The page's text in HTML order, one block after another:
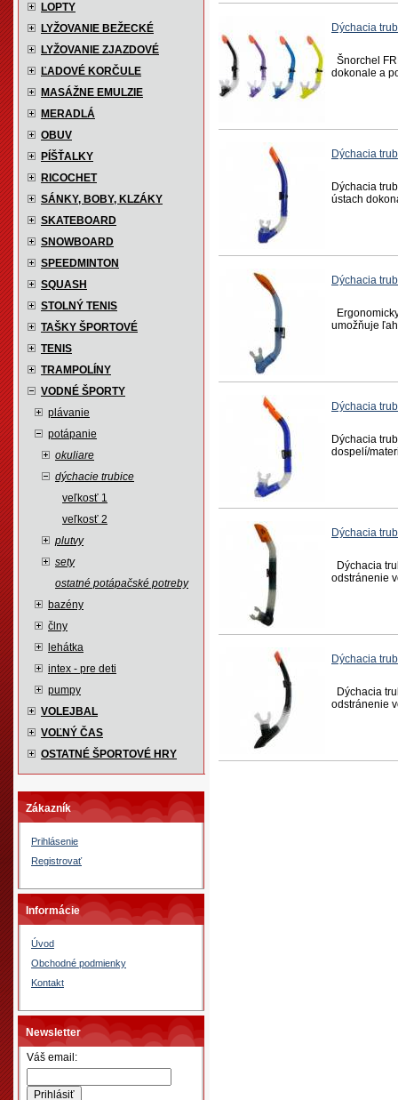
LOPTY
LYŽOVANIE BEŽECKÉ
LYŽOVANIE ZJAZDOVÉ
ĽADOVÉ KORČULE
MASÁŽNE EMULZIE
MERADLÁ
OBUV
PÍŠŤALKY
RICOCHET
SÁNKY, BOBY, KLZÁKY
SKATEBOARD
SNOWBOARD
SPEEDMINTON
SQUASH
STOLNÝ TENIS
TAŠKY ŠPORTOVÉ
TENIS
TRAMPOLÍNY
VODNÉ ŠPORTY
plávanie
potápanie
okuliare
dýchacie trubice
veľkosť 1
veľkosť 2
plutvy
sety
ostatné potápačské potreby
bazény
člny
lehátka
intex - pre deti
pumpy
VOLEJBAL
VOĽNÝ ČAS
OSTATNÉ ŠPORTOVÉ HRY
Zákazník
Prihlásenie
Registrovať
Informácie
Úvod
Obchodné podmienky
Kontakt
Newsletter
Váš email:
Dýchacia
Šnorchel
dokonale a
Dýchacia
Dýchacia
ústach
Dýchacia
umožňuje
Dýchacia
Dýchacia
dospelí/
Dýchacia
Dýchacia
odstránenie
Dýchacia
Dýchacia
odstránenie